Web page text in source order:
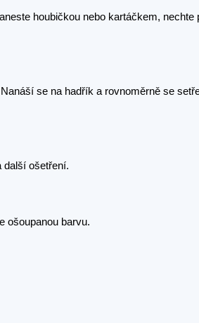
houbičkou nebo kartáčkem, nechte
se na hadřík a rovnoměrně se
další ošetření.
ošoupanou barvu.